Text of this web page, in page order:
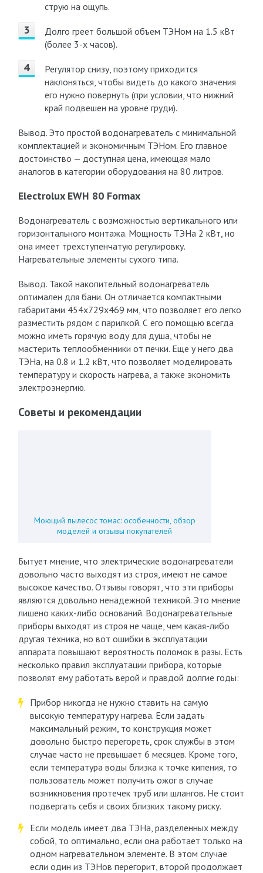
струю на ощупь.
Долго греет большой объем ТЭНом на 1.5 кВт
(более 3-х часов).
Регулятор снизу, поэтому приходится
наклоняться, чтобы видеть до какого значения
его нужно повернуть (при условии, что нижний
край подвешен на уровне груди).
Вывод. Это простой водонагреватель с минимальной
комплектацией и экономичным ТЭНом. Его главное
достоинство — доступная цена, имеющая мало
аналогов в категории оборудования на 80 литров.
Electrolux EWH 80 Formax
Водонагреватель с возможностью вертикального или
горизонтального монтажа. Мощность ТЭНа 2 кВт, но
она имеет трехступенчатую регулировку.
Нагревательные элементы сухого типа.
Вывод. Такой накопительный водонагреватель
оптимален для бани. Он отличается компактными
габаритами 454х729х469 мм, что позволяет его легко
разместить рядом с парилкой. С его помощью всегда
можно иметь горячую воду для душа, чтобы не
мастерить теплообменники от печки. Еще у него два
ТЭНа, на 0.8 и 1.2 кВт, что позволяет моделировать
температуру и скорость нагрева, а также экономить
электроэнергию.
Советы и рекомендации
Моющий пылесос томас: особенности, обзор
моделей и отзывы покупателей
Бытует мнение, что электрические водонагреватели
довольно часто выходят из строя, имеют не самое
высокое качество. Отзывы говорят, что эти приборы
являются довольно ненадежной техникой. Это мнение
лишено каких-либо оснований. Водонагревательные
приборы выходят из строя не чаще, чем какая-либо
другая техника, но вот ошибки в эксплуатации
аппарата повышают вероятность поломок в разы. Есть
несколько правил эксплуатации прибора, которые
позволят ему работать верой и правдой долгие годы:
Прибор никогда не нужно ставить на самую
высокую температуру нагрева. Если задать
максимальный режим, то конструкция может
довольно быстро перегореть, срок службы в этом
случае часто не превышает 6 месяцев. Кроме того,
если температура воды близка к точке кипения, то
пользователь может получить ожог в случае
возникновения протечек труб или шлангов. Не стоит
подвергать себя и своих близких такому риску.
Если модель имеет два ТЭНа, разделенных между
собой, то оптимально, если она работает только на
одном нагревательном элементе. В этом случае
если один из ТЭНов перегорит, второй продолжает